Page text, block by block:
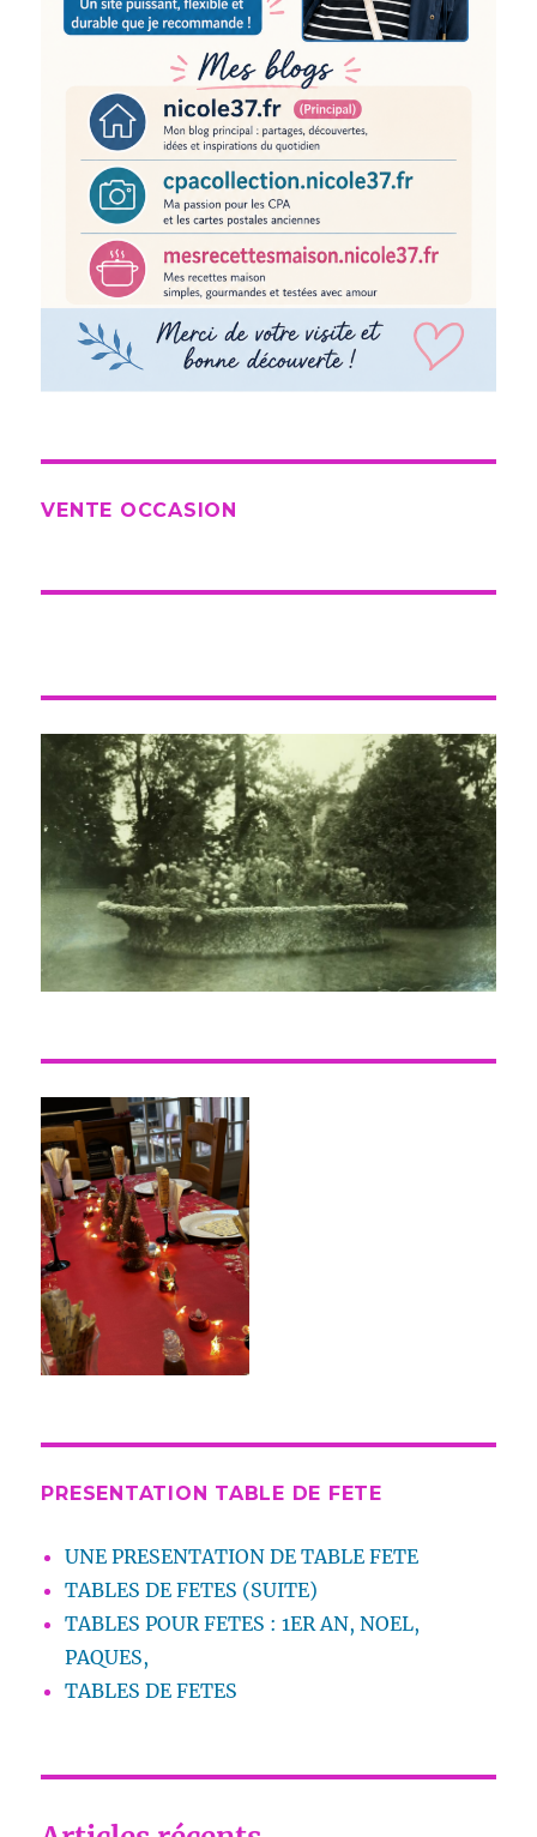
VENTE OCCASION
PRESENTATION TABLE DE FETE
UNE PRESENTATION DE TABLE FETE
TABLES DE FETES (SUITE)
TABLES POUR FETES : 1ER AN, NOEL,
PAQUES,
TABLES DE FETES